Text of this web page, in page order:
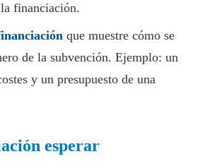
financiación.
que muestre cómo se
de la subvención. Ejemplo: un
y un presupuesto de una
esperar